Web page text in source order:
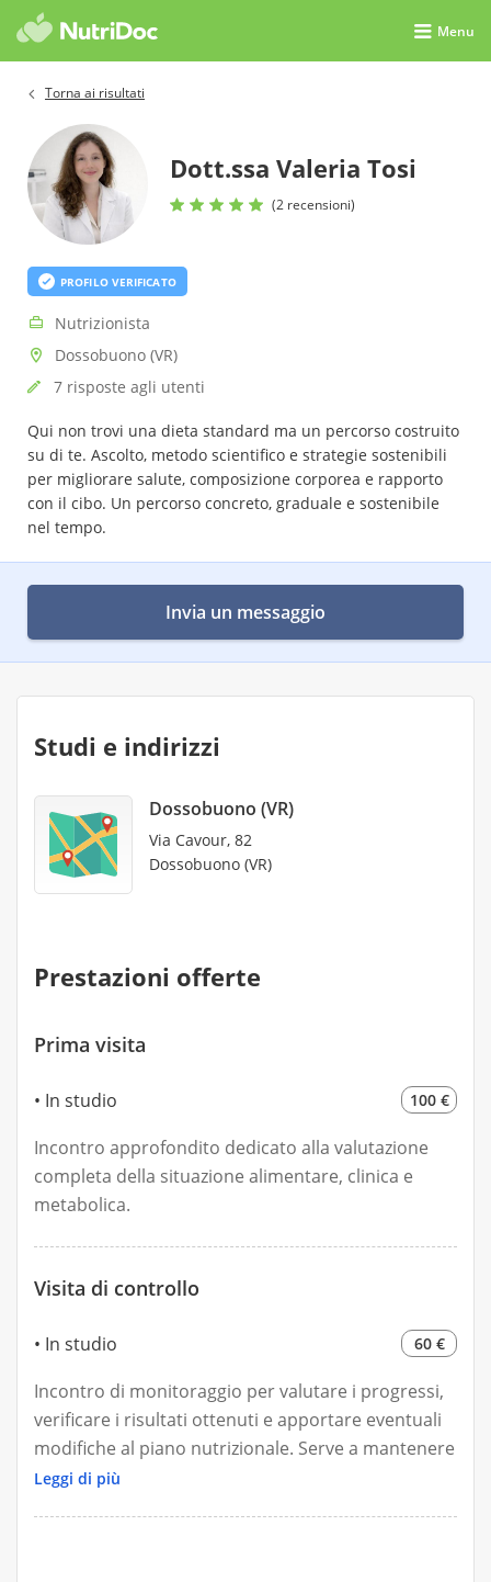
Menu
Torna ai risultati
Dott.ssa Valeria Tosi
(2 recensioni)
PROFILO VERIFICATO
Nutrizionista
Dossobuono (VR)
7 risposte agli utenti
Qui non trovi una dieta standard ma un percorso costruito
su di te. Ascolto, metodo scientifico e strategie sostenibili
per migliorare salute, composizione corporea e rapporto
con il cibo. Un percorso concreto, graduale e sostenibile
nel tempo.
Invia un messaggio
Studi e indirizzi
Dossobuono (VR)
Via Cavour, 82
Dossobuono (VR)
Prestazioni offerte
Prima visita
In studio 100 €
Incontro approfondito dedicato alla valutazione
completa della situazione alimentare, clinica e
metabolica.
Visita di controllo
In studio 60 €
Incontro di monitoraggio per valutare i progressi,
verificare i risultati ottenuti e apportare eventuali
modifiche al piano nutrizionale. Serve a mantenere
il percorso efficace, personalizzato e sostenibile
Leggi di più